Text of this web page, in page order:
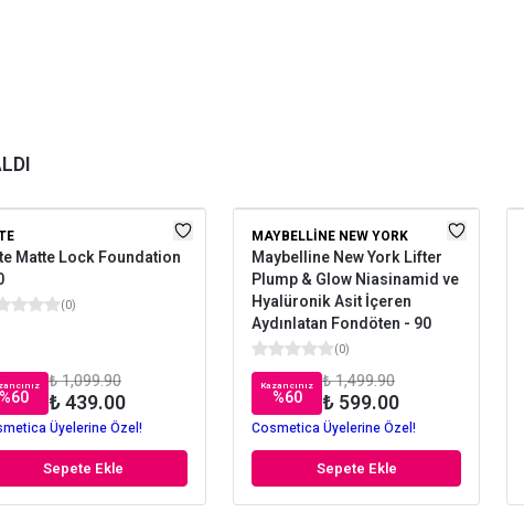
Matte Lock Foundation
(0)
%60
₺ 1,099.90
₺ 439.00
Üyelerine Özel!
Sepete Ekle
MAYBELLINE NEW YORK
Maybelline New York Lifter
Plump & Glow Niasinamid ve
Hyalüronik Asit İçeren
Aydınlatan Fondöten - 90
(0)
Kazancınız
%60
₺ 1,499.90
₺ 599.00
Cosmetica Üyelerine Özel!
Sepete Ekle